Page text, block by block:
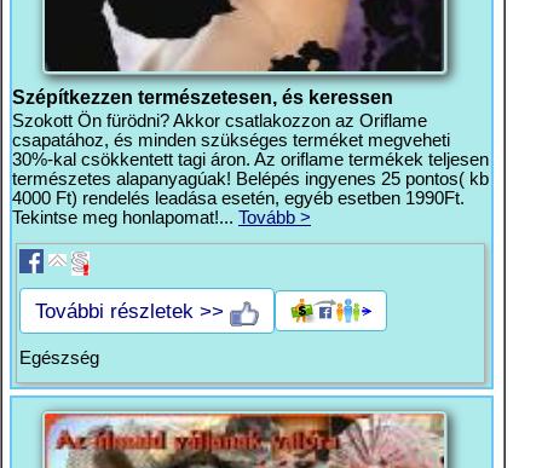
Szépítkezzen természetesen, és keressen
Szokott Ön fürödni? Akkor csatlakozzon az Oriflame
csapatához, és minden szükséges terméket megveheti
30%-kal csökkentett tagi áron. Az oriflame termékek teljesen
természetes alapanyagúak! Belépés ingyenes 25 pontos( kb
4000 Ft) rendelés leadása esetén, egyéb esetben 1990Ft.
Tekintse meg honlapomat!... Tovább >
További részletek >>
Egészség